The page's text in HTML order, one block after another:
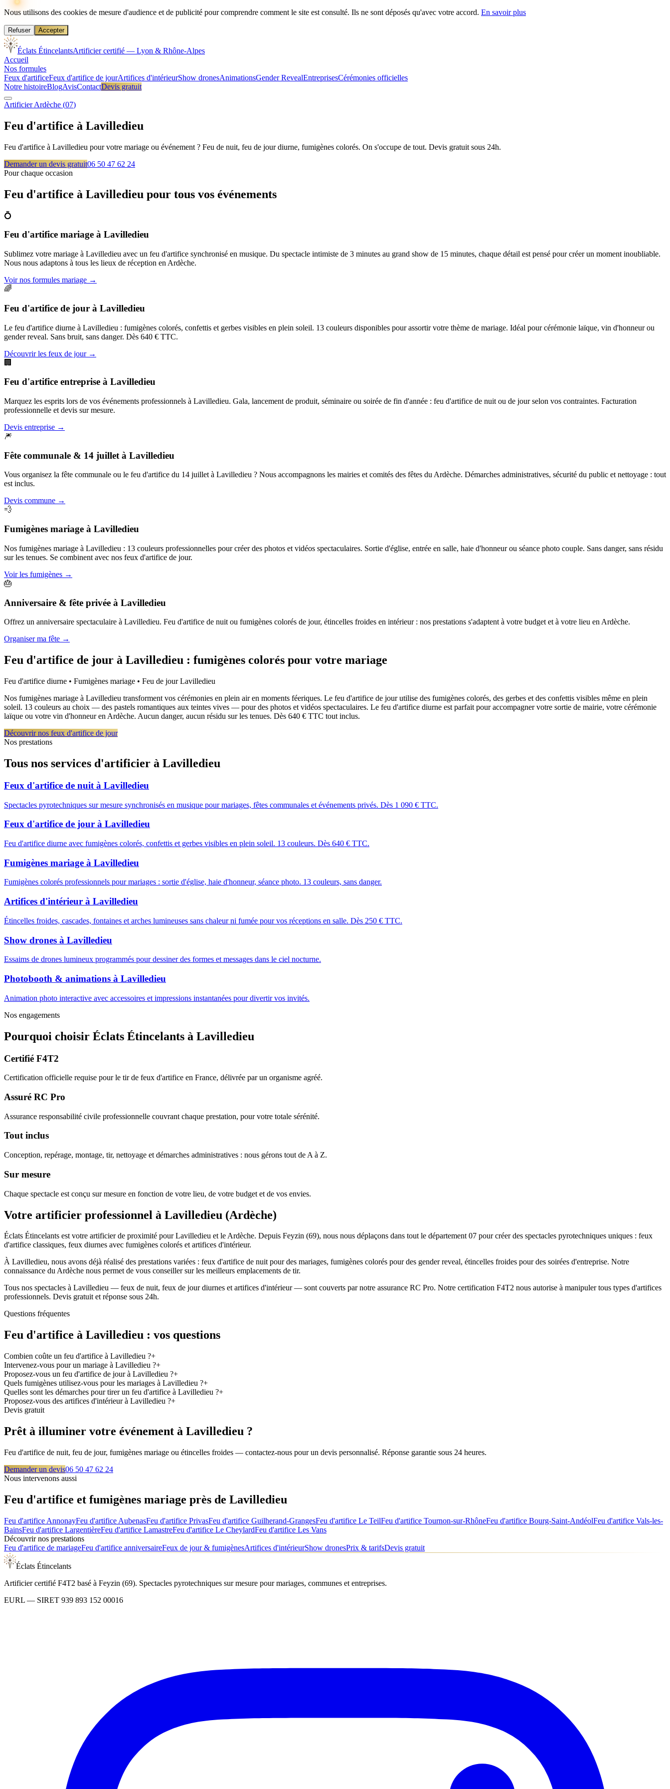
Nous utilisons des cookies de mesure d'audience et de publicité pour comprendre comment le site est consulté. Ils ne sont déposés qu'avec votre accord. En savoir plus
Refuser Accepter
Éclats ÉtincelantsArtificier certifié — Lyon & Rhône-Alpes
Accueil
Nos formules
Feux d'artificeFeux d'artifice de jourArtifices d'intérieurShow dronesAnimationsGender RevealEntreprisesCérémonies officielles
Notre histoireBlogAvisContactDevis gratuit
ArtificierArdèche (07)
Feu d'artifice à Lavilledieu
Feu d'artifice à Lavilledieu pour votre mariage ou événement ? Feu de nuit, feu de jour diurne, fumigènes colorés. On s'occupe de tout. Devis gratuit sous 24h.
Demander un devis gratuit06 50 47 62 24
Pour chaque occasion
Feu d'artifice à Lavilledieu pour tous vos événements
💍
Feu d'artifice mariage à Lavilledieu
Sublimez votre mariage à Lavilledieu avec un feu d'artifice synchronisé en musique. Du spectacle intimiste de 3 minutes au grand show de 15 minutes, chaque détail est pensé pour créer un moment inoubliable.
Nous nous adaptons à tous les lieux de réception en Ardèche.
Voir nos formules mariage →
🌈
Feu d'artifice de jour à Lavilledieu
Le feu d'artifice diurne à Lavilledieu : fumigènes colorés, confettis et gerbes visibles en plein soleil. 13 couleurs disponibles pour assortir votre thème de mariage. Idéal pour cérémonie laïque, vin d'honneur ou
gender reveal. Sans bruit, sans danger. Dès 640 € TTC.
Découvrir les feux de jour→
🏢
Feu d'artifice entreprise à Lavilledieu
Marquez les esprits lors de vos événements professionnels à Lavilledieu. Gala, lancement de produit, séminaire ou soirée de fin d'année : feu d'artifice de nuit ou de jour selon vos contraintes. Facturation
professionnelle et devis sur mesure.
Devis entreprise →
🎆
Fête communale & 14 juillet à Lavilledieu
Vous organisez la fête communale ou le feu d'artifice du 14 juillet à Lavilledieu ? Nous accompagnons les mairies et comités des fêtes du Ardèche. Démarches administratives, sécurité du public et nettoyage : tout
est inclus.
Devis commune →
💨
Fumigènes mariage à Lavilledieu
Nos fumigènes mariage à Lavilledieu : 13 couleurs professionnelles pour créer des photos et vidéos spectaculaires. Sortie d'église, entrée en salle, haie d'honneur ou séance photo couple. Sans danger, sans résidu
sur les tenues. Se combinent avec nos feux d'artifice de jour.
Voir les fumigènes →
🎂
Anniversaire & fête privée à Lavilledieu
Offrez un anniversaire spectaculaire à Lavilledieu. Feu d'artifice de nuit ou fumigènes colorés de jour, étincelles froides en intérieur : nos prestations s'adaptent à votre budget et à votre lieu en Ardèche.
Organiser ma fête →
Feu d'artifice de jour à Lavilledieu : fumigènes colorés pour votre mariage
Feu d'artifice diurne • Fumigènes mariage • Feu de jourLavilledieu
Nos fumigènes mariage à Lavilledieu transforment vos cérémonies en plein air en moments féeriques. Le feu d'artifice de jour utilise des fumigènes colorés, des gerbes et des confettis visibles même en plein
soleil. 13 couleurs au choix — des pastels romantiques aux teintes vives — pour des photos et vidéos spectaculaires. Le feu d'artifice diurne est parfait pour accompagner votre sortie de mairie, votre cérémonie
laïque ou votre vin d'honneur en Ardèche. Aucun danger, aucun résidu sur les tenues. Dès 640 € TTC tout inclus.
Découvrir nos feux d'artifice de jour
Nos prestations
Tous nos services d'artificier à Lavilledieu
Feux d'artifice de nuit à Lavilledieu
Spectacles pyrotechniques sur mesure synchronisés en musique pour mariages, fêtes communales et événements privés. Dès 1 090 € TTC.
Feux d'artifice de jour à Lavilledieu
Feu d'artifice diurne avec fumigènes colorés, confettis et gerbes visibles en plein soleil. 13 couleurs. Dès 640 € TTC.
Fumigènes mariage à Lavilledieu
Fumigènes colorés professionnels pour mariages : sortie d'église, haie d'honneur, séance photo. 13 couleurs, sans danger.
Artifices d'intérieur à Lavilledieu
Étincelles froides, cascades, fontaines et arches lumineuses sans chaleur ni fumée pour vos réceptions en salle. Dès 250 € TTC.
Show drones à Lavilledieu
Essaims de drones lumineux programmés pour dessiner des formes et messages dans le ciel nocturne.
Photobooth & animations à Lavilledieu
Animation photo interactive avec accessoires et impressions instantanées pour divertir vos invités.
Nos engagements
Pourquoi choisir Éclats Étincelants à Lavilledieu
Certifié F4T2
Certification officielle requise pour le tir de feux d'artifice en France, délivrée par un organisme agréé.
Assuré RC Pro
Assurance responsabilité civile professionnelle couvrant chaque prestation, pour votre totale sérénité.
Tout inclus
Conception, repérage, montage, tir, nettoyage et démarches administratives : nous gérons tout de A à Z.
Sur mesure
Chaque spectacle est conçu sur mesure en fonction de votre lieu, de votre budget et de vos envies.
Votre artificier professionnel à Lavilledieu (Ardèche)
Éclats Étincelants est votre artificier de proximité pour Lavilledieu et le Ardèche. Depuis Feyzin (69), nous nous déplaçons dans tout le département 07 pour créer des spectacles pyrotechniques uniques : feux
d'artifice classiques, feux diurnes avec fumigènes colorés et artifices d'intérieur.
À Lavilledieu, nous avons déjà réalisé des prestations variées : feux d'artifice de nuit pour des mariages, fumigènes colorés pour des gender reveal, étincelles froides pour des soirées d'entreprise. Notre
connaissance du Ardèche nous permet de vous conseiller sur les meilleurs emplacements de tir.
Tous nos spectacles à Lavilledieu — feux de nuit, feux de jour diurnes et artifices d'intérieur — sont couverts par notre assurance RC Pro. Notre certification F4T2 nous autorise à manipuler tous types d'artifices
professionnels. Devis gratuit et réponse sous 24h.
Questions fréquentes
Feu d'artifice à Lavilledieu : vos questions
Combien coûte un feu d'artifice à Lavilledieu ?+
Intervenez-vous pour un mariage à Lavilledieu ?+
Proposez-vous un feu d'artifice de jour à Lavilledieu ?+
Quels fumigènes utilisez-vous pour les mariages à Lavilledieu ?+
Quelles sont les démarches pour tirer un feu d'artifice à Lavilledieu ?+
Proposez-vous des artifices d'intérieur à Lavilledieu ?+
Devis gratuit
Prêt à illuminer votre événement à Lavilledieu ?
Feu d'artifice de nuit, feu de jour, fumigènes mariage ou étincelles froides — contactez-nous pour un devis personnalisé. Réponse garantie sous 24 heures.
Demander un devis06 50 47 62 24
Nous intervenons aussi
Feu d'artifice et fumigènes mariage près de Lavilledieu
Feu d'artifice AnnonayFeu d'artifice AubenasFeu d'artifice PrivasFeu d'artifice Guilherand-GrangesFeu d'artifice Le TeilFeu d'artifice Tournon-sur-RhôneFeu d'artifice Bourg-Saint-AndéolFeu d'artifice Vals-les-
BainsFeu d'artifice LargentièreFeu d'artifice LamastreFeu d'artifice Le CheylardFeu d'artifice Les Vans
Découvrir nos prestations
Feu d'artifice de mariageFeu d'artifice anniversaireFeux de jour & fumigènesArtifices d'intérieurShow dronesPrix & tarifsDevis gratuit
Éclats Étincelants
Artificier certifié F4T2 basé à Feyzin (69). Spectacles pyrotechniques sur mesure pour mariages, communes et entreprises.
EURL — SIRET 939 893 152 00016